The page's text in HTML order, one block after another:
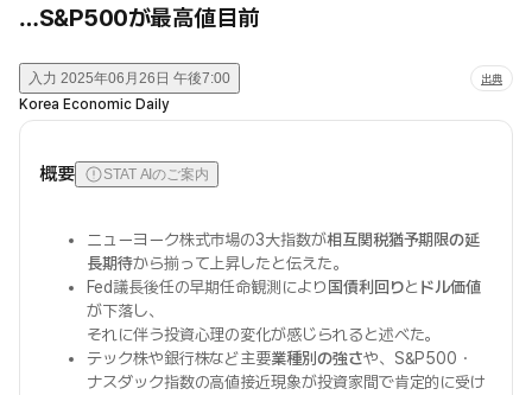
…S&P500が最高値目前
入力 2025年06月26日 午後7:00 出典
Korea Economic Daily
概要 STAT AIのご案内
ニューヨーク株式市場の3大指数が相互関税猶予期限の延
長期待から揃って上昇したと伝えた。
Fed議長後任の早期任命観測により 国債利回りと ドル価値
が下落し、
それに伴う投資心理の変化が感じられると述べた。
テック株や銀行株など主要業種別の強さや、S&P500・
ナスダック指数の高値接近現象が投資家間で肯定的に受け